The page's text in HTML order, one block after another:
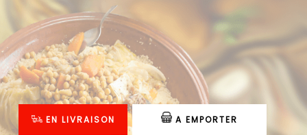
ACCUEIL
LA CARTE
VOTRE COMPTE
NOTRE RESTAURANT
EN LIVRAISON A EMPORTER